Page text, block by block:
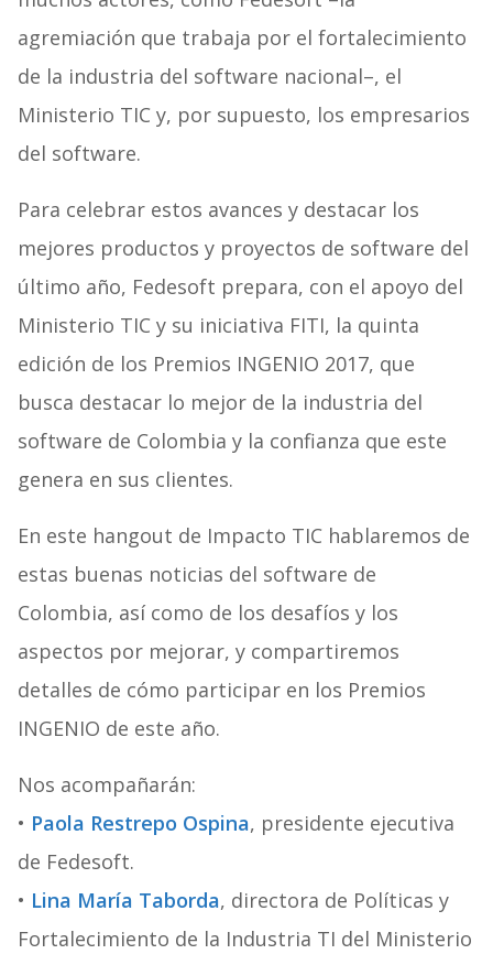
agremiación que trabaja por el fortalecimiento
de la industria del software nacional–, el
Ministerio TIC y, por supuesto, los empresarios
del software.
Para celebrar estos avances y destacar los
mejores productos y proyectos de software del
último año, Fedesoft prepara, con el apoyo del
Ministerio TIC y su iniciativa FITI, la quinta
edición de los Premios INGENIO 2017, que
busca destacar lo mejor de la industria del
software de Colombia y la confianza que este
genera en sus clientes.
En este hangout de Impacto TIC hablaremos de
estas buenas noticias del software de
Colombia, así como de los desafíos y los
aspectos por mejorar, y compartiremos
detalles de cómo participar en los Premios
INGENIO de este año.
Nos acompañarán:
• Paola Restrepo Ospina, presidente ejecutiva
de Fedesoft.
• Lina María Taborda, directora de Políticas y
Fortalecimiento de la Industria TI del Ministerio